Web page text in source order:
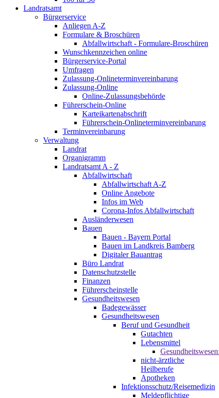
Landratsamt
Bürgerservice
Anliegen A-Z
Formulare & Broschüren
Abfallwirtschaft - Formulare-Broschüren
Wunschkennzeichen online
Bürgerservice-Portal
Umfragen
Zulassung-Onlineterminvereinbarung
Zulassung-Online
Online-Zulassungsbehörde
Führerschein-Online
Karteikartenabschrift
Führerschein-Onlineterminvereinbarung
Terminvereinbarung
Verwaltung
Landrat
Organigramm
Landratsamt A - Z
Abfallwirtschaft
Abfallwirtschaft A-Z
Online Angebote
Infos im Web
Corona-Infos Abfallwirtschaft
Ausländerwesen
Bauen
Bauen - Bayern Portal
Bauen im Landkreis Bamberg
Digitaler Bauantrag
Büro Landrat
Datenschutzstelle
Finanzen
Führerscheinstelle
Gesundheitswesen
Badegewässer
Gesundheitswesen
Beruf und Gesundheit
Gutachten
Lebensmittel
nicht-ärztliche
Heilberufe
Apotheken
Infektionsschutz/Reisemedizin
Meldepflichtige